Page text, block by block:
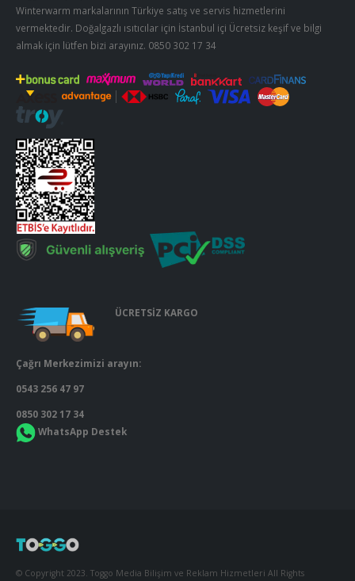
Winterwarm markalarının Türkiye satış ve servis hizmetlerini
vermektedir. Doğalgazlı ısıtıcılar için İstanbul içi Ücretsiz keşif ve bilgi
almak için lütfen bizi arayınız. 0850 302 17 34
ÜCRETSİZ KARGO
Çağrı Merkezimizi arayın:
0543 256 47 97
0850 302 17 34
WhatsApp Destek
© Copyright 2023. Toggo Media Bilişim ve Reklam Hizmetleri All Rights